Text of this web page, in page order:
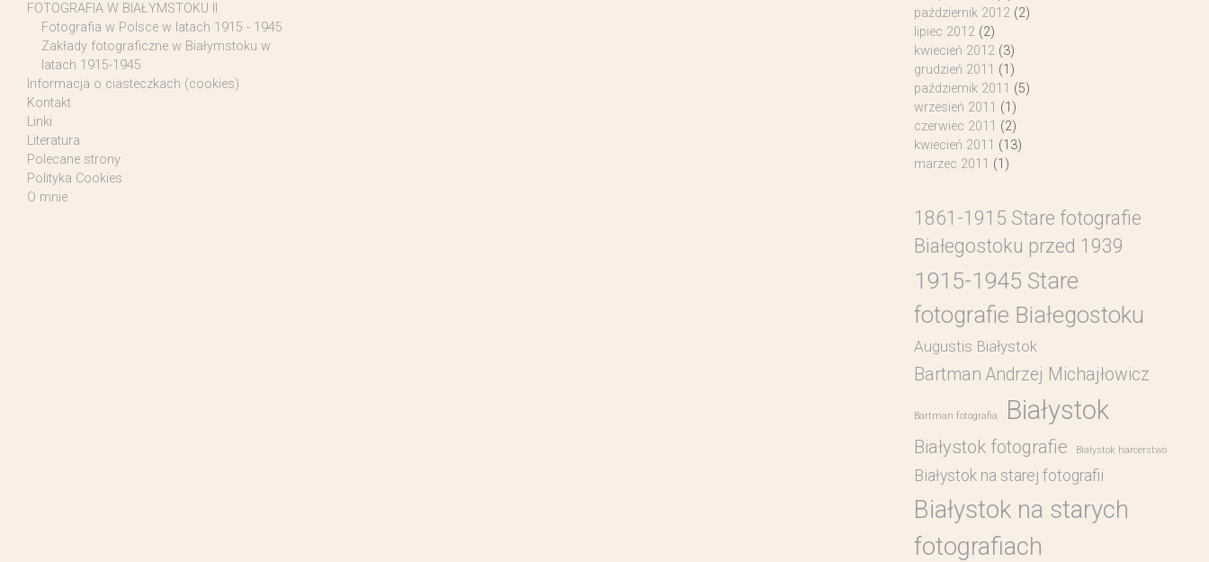
FOTOGRAFIA W BIAŁYMSTOKU II
Fotografia w Polsce w latach 1915 - 1945
Zakłady fotograficzne w Białymstoku w
latach 1915-1945
Informacja o ciasteczkach (cookies)
Kontakt
Linki
Literatura
Polecane strony
Polityka Cookies
O mnie
październik 2012(2)
lipiec 2012(2)
kwiecień 2012(3)
grudzień 2011 (1)
październik 2011 (5)
wrzesień 2011 (1)
czerwiec 2011 (2)
kwiecień 2011 (13)
marzec 2011 (1)
1861-1915 Stare fotografie
Białegostoku przed 1939
1915-1945 Stare
fotografie Białegostoku
Augustis Białystok
Bartman Andrzej Michajłowicz
Bartman fotografia Białystok
Białystok fotografie Białystok harcerstwo
Białystok na starej fotografii
Białystok na starych
fotografiach